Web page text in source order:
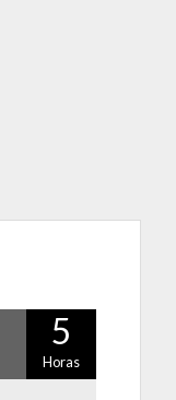
5
Horas